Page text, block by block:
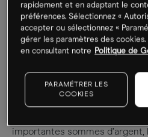
pas être échangé tel quel.
de l’indice, les investisseurs
eux-mêmes le panier
Futures ou lesCFD.
Or, si l’achat direct d’un panier
importantes sommes
rapidement et en adaptant le
préférences. Sélectionnez «
accepter ou sélectionnez «
gérer les paramètres des cookies.
en consultant notre
Politique de
PARAMÉTRER LES
COOKIES